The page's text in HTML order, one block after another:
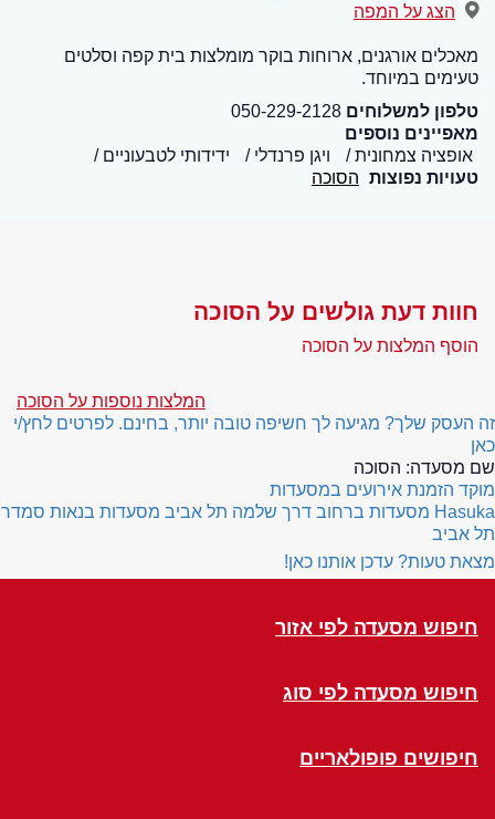
הצג על המפה
מאכלים אורגנים, ארוחות בוקר מומלצות בית קפה וסלטים
טעימים במיוחד.
טלפון למשלוחים 050-229-2128
מאפיינים נוספים
אופציה צמחונית
ויגן פרנדלי
ידידותי לטבעוניים
טעויות נפוצות הסוכה
חוות דעת גולשים על הסוכה
הוסף המלצות על הסוכה
המלצות נוספות על הסוכה
זה העסק שלך? מגיעה לך חשיפה טובה יותר, בחינם. לפרטים לחץ/י
כאן
שם מסעדה: הסוכה
מוקד הזמנת אירועים במסעדות
Hasuka מסעדות ברחוב דרך שלמה תל אביב מסעדות בנאות סמדר
תל אביב
מצאת טעות? עדכן אותנו כאן!
חיפוש מסעדה לפי אזור
חיפוש מסעדה לפי סוג
חיפושים פופולאריים